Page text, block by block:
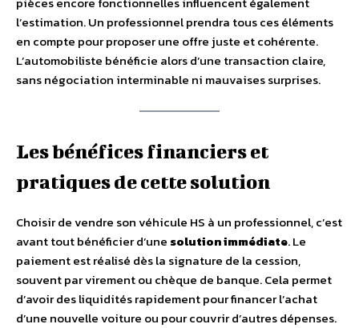
l’estimation. Un professionnel prendra tous ces éléments
en compte pour proposer une offre juste et cohérente.
L’automobiliste bénéficie alors d’une transaction claire,
sans négociation interminable ni mauvaises surprises.
Les bénéfices financiers et
pratiques de cette solution
Choisir de vendre son véhicule HS à un professionnel, c’est
avant tout bénéficier d’une solution immédiate. Le
paiement est réalisé dès la signature de la cession,
souvent par virement ou chèque de banque. Cela permet
d’avoir des liquidités rapidement pour financer l’achat
d’une nouvelle voiture ou pour couvrir d’autres dépenses.